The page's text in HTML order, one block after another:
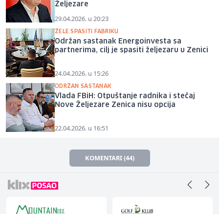
Željezare
29.04.2026. u 20:23
ŽELE SPASITI FABRIKU
Održan sastanak Energoinvesta sa
partnerima, cilj je spasiti željezaru u Zenici
24.04.2026. u 15:26
ODRŽAN SASTANAK
Vlada FBiH: Otpuštanje radnika i stečaj
Nove Željezare Zenica nisu opcija
22.04.2026. u 16:51
KOMENTARI (44)